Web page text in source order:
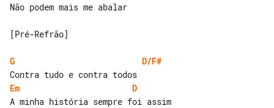
Não podem mais me abalar
[Pré-Refrão]
G
D/F#
Em
D